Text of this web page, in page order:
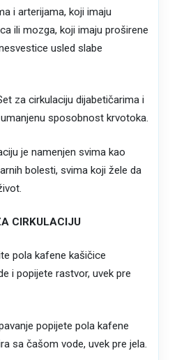
i arterijama, koji imaju
ili mozga, koji imaju proširene
usled slabe
za cirkulaciju dijabetičarima i
sposobnost krvotoka.
je namenjen svima kao
bolesti, svima koji žele da
CIRKULACIJU
pola kafene kašičice
i popijete rastvor, uvek pre
popijete pola kafene
sa čašom vode, uvek pre jela.